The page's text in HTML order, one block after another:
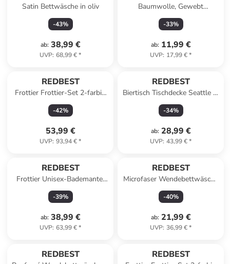
Satin Bettwäsche in oliv
-43%
ab: 38,99 €
UVP: 68,99 €*
Baumwolle, Gewebt
Kissenhülle in bunt
-33%
ab: 11,99 €
UVP: 17,99 €*
REDBEST
Frottier Frottier-Set 2-farbig
6-tlg. New York in hellgrau-
anthrazit
-42%
53,99 €
UVP: 93,94 €*
REDBEST
Biertisch Tischdecke Seattle in
weiß
-34%
ab: 28,99 €
UVP: 43,99 €*
REDBEST
Frottier Unisex-Bademantel
mit Kapuze Chicago in weinrot
-39%
ab: 38,99 €
UVP: 63,99 €*
REDBEST
Microfaser Wendebettwäsche
in grau
-40%
ab: 21,99 €
UVP: 36,99 €*
REDBEST REDBEST